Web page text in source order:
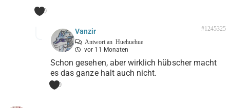
0
Vanzir
Antwort an Huehuehue
vor 11 Monaten
#1245325
Schon gesehen, aber wirklich hübscher macht
es das ganze halt auch nicht.
0